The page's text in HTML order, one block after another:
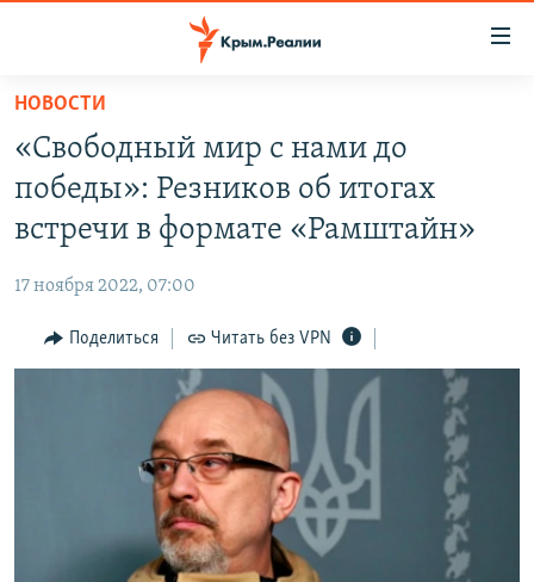
Вернуться
основному
содержанию
главной
навигации
Вернутся
НОВОСТИ
СПЕЦПРОЕКТЫ
11 ЛЕТ ОККУПАЦИИ КРЫМА. 11 ИСТОРИЙ СОПРОТИВЛЕНИЯ
ЕЩЕ
ИНТЕРАКТИВ
ТЕЛЕПРОЕКТ КРЫМ.РЕАЛИИ
СОВЕТЫ ПРАВОЗАЩИТНИКОВ
ПРОПАВШИЕ БЕЗ ВЕСТИ
ПОБЕДИТЕЛЕЙ НЕ СУДЯТ?
РАДІО СВОБОДА
КАК ОБОЙТИ БЛОКИРОВКУ
ПРИСОЕДИНЯЙТЕСЬ!
НОВОСТИ
«Свободный мир с нами до
победы»: Резников об итогах
встречи в формате «Рамштайн»
17 ноября 2022, 07:00
Поделиться Читать без VPN